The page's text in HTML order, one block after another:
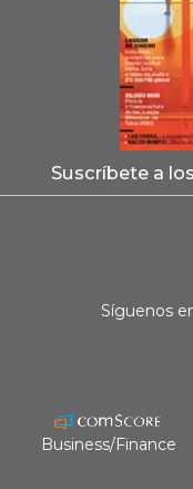
Suscríbete a
Síguenos
Business/Finance